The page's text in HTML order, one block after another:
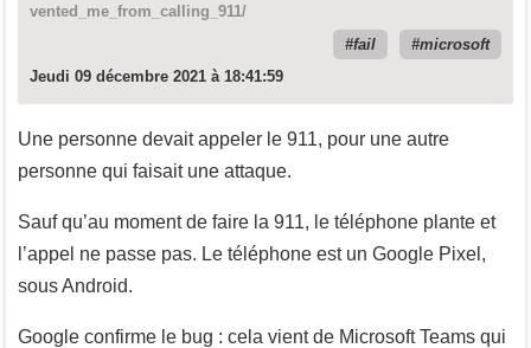
vented_me_from_calling_911/
fail
microsoft
Jeudi 09 décembre 2021 à 18:41:59
Une personne devait appeler le 911, pour une autre
personne qui faisait une attaque.
Sauf qu’au moment de faire la 911, le téléphone plante et
l’appel ne passe pas. Le téléphone est un Google Pixel,
sous Android.
Google confirme le bug : cela vient de Microsoft Teams qui